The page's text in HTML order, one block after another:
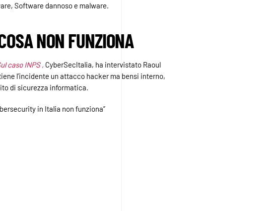
Software dannoso e malware.
NON FUNZIONA
caso INPS , CyberSecItalia, ha intervistato Raoul
l’incidente un attacco hacker ma bensi interno,
di sicurezza informatica.
in Italia non funziona”